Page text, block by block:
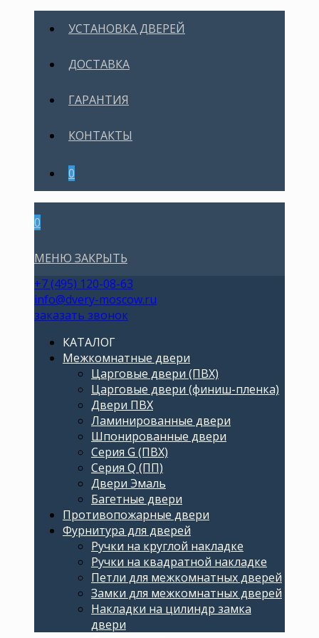
УСТАНОВКА ДВЕРЕЙ
ДОСТАВКА
ГАРАНТИЯ
КОНТАКТЫ
0
0
МЕНЮ ЗАКРЫТЬ
+7 (495) 120-08-63
info@dvery-moscow.ru
заказать звонок
КАТАЛОГ
Межкомнатные двери
Царговые двери (ПВХ)
Царговые двери (финиш-пленка)
Двери ПВХ
Ламинированные двери
Шпонированные двери
Серия G (ПВХ)
Серия Q (ПП)
Двери Эмаль
Багетные двери
Противопожарные двери
Фурнитура для дверей
Ручки на круглой накладке
Ручки на квадратной накладке
Петли для межкомнатных дверей
Замки для межкомнатных дверей
Накладки на цилиндр замка
двери